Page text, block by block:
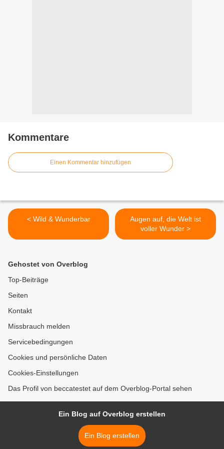
Kommentare
Einen Kommentar hinzufügen
< Wild & Wunderbar
Augen auf, die Welt ist
voller Wunder >
Gehostet von Overblog
Top-Beiträge
Seiten
Kontakt
Missbrauch melden
Servicebedingungen
Cookies und persönliche Daten
Cookies-Einstellungen
Das Profil von beccatestet auf dem Overblog-Portal sehen
Ein Blog auf Overblog erstellen
Ein Blog erstellen